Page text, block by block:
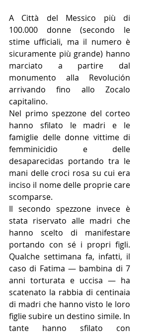
A Città del Messico più di
100.000 donne (secondo le
stime ufficiali, ma il numero è
sicuramente più grande) hanno
marciato a partire dal
monumento alla Revolución
arrivando fino allo Zocalo
capitalino.
Nel primo spezzone del corteo
hanno sfilato le madri e le
famiglie delle donne vittime di
femminicidio e delle
desaparecidas portando tra le
mani delle croci rosa su cui era
inciso il nome delle proprie care
scomparse.
Il secondo spezzone invece è
stata riservato alle madri che
hanno scelto di manifestare
portando con sé i propri figli.
Qualche settimana fa, infatti, il
caso di Fatima — bambina di 7
anni torturata e uccisa — ha
scatenato la rabbia di centinaia
di madri che hanno visto le loro
figlie subire un destino simile. In
tante hanno sfilato con